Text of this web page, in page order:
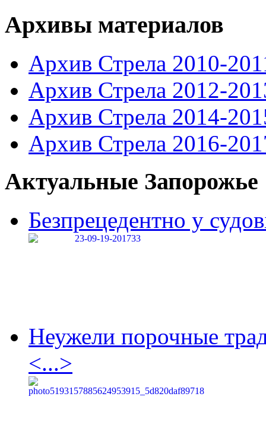
Архивы материалов
Архив Стрела 2010-
Архив Стрела 2012-
Архив Стрела 2014-
Архив Стрела 2016-
Актуальные Запорожье
Безпрецедентно у
Неужели порочные
<...>